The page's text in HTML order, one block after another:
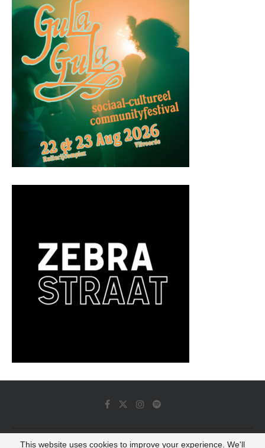
© 2022 - Luminous Dash All Rights Reserved
This website uses cookies to improve your experience. We'll